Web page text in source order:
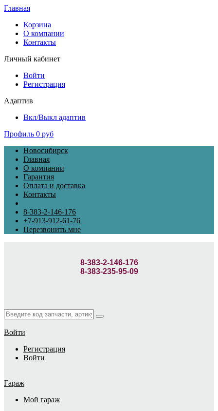
Главная
Корзина
О компании
Контакты
Личный кабинет
Войти
Регистрация
Адаптив
Вкл/Выкл адаптив
Профиль 0 руб
Новосибирск
Главная
О компании
Гарантия
Оплата и доставка
Контакты
8-383-2-146-176
+7-913-912-61-76
Перезвонить мне
8-383-2-146-176
8-383-235-95-09
Войти
Регистрация
Войти
Гараж
Мой гараж